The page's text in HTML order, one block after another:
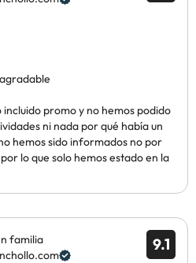
promo y no hemos podido
ni nada por qué había un
hemos sido informados no por
lo que solo hemos estado en la
9.1
familia